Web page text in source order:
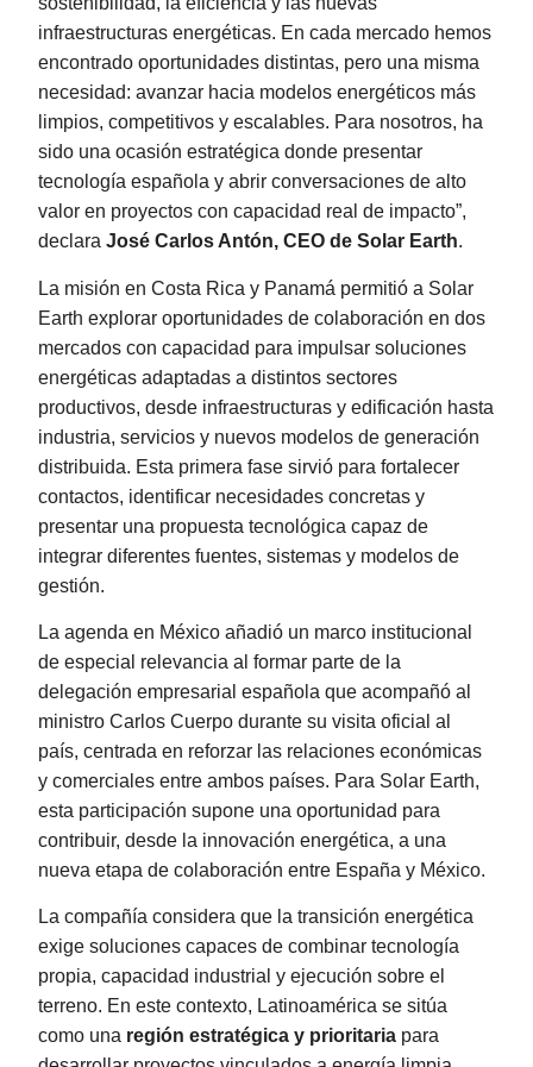
infraestructuras energéticas. En cada mercado hemos
encontrado oportunidades distintas, pero una misma
necesidad: avanzar hacia modelos energéticos más
limpios, competitivos y escalables. Para nosotros, ha
sido una ocasión estratégica donde presentar
tecnología española y abrir conversaciones de alto
valor en proyectos con capacidad real de impacto”,
declaraJosé Carlos Antón, CEO de Solar Earth.
La misión en Costa Rica y Panamá permitió a Solar
Earth explorar oportunidades de colaboración en dos
mercados con capacidad para impulsar soluciones
energéticas adaptadas a distintos sectores
productivos, desde infraestructuras y edificación hasta
industria, servicios y nuevos modelos de generación
distribuida. Esta primera fase sirvió para fortalecer
contactos, identificar necesidades concretas y
presentar una propuesta tecnológica capaz de
integrar diferentes fuentes, sistemas y modelos de
gestión.
La agenda en México añadió un marco institucional
de especial relevancia al formar parte de la
delegación empresarial española que acompañó al
ministro Carlos Cuerpo durante su visita oficial al
país, centrada en reforzar las relaciones económicas
y comerciales entre ambos países. Para Solar Earth,
esta participación supone una oportunidad para
contribuir, desde la innovación energética, a una
nueva etapa de colaboración entre España y México.
La compañía considera que la transición energética
exige soluciones capaces de combinar tecnología
propia, capacidad industrial y ejecución sobre el
terreno. En este contexto, Latinoamérica se sitúa
como una región estratégica y prioritaria para